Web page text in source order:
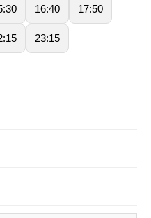
16:40 17:50
23:15